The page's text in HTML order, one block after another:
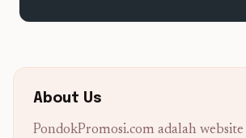
About Us
PondokPromosi.com adalah